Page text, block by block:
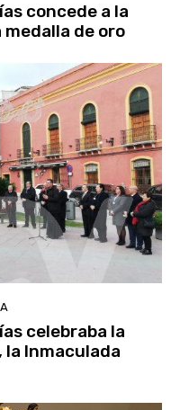
concede a la
de oro
celebraba la
Inmaculada